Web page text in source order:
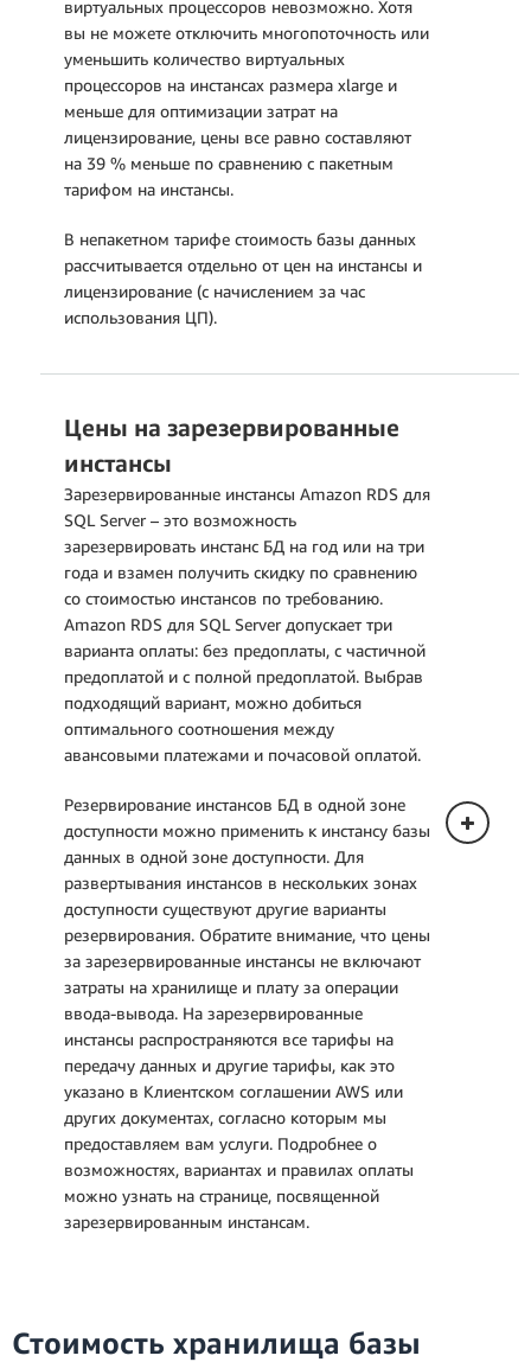
виртуальных процессоров невозможно. Хотя
вы не можете отключить многопоточность или
уменьшить количество виртуальных
процессоров на инстансах размера xlarge и
меньше для оптимизации затрат на
лицензирование, цены все равно составляют
на 39 % меньше по сравнению с пакетным
тарифом на инстансы.
В непакетном тарифе стоимость базы данных
рассчитывается отдельно от цен на инстансы и
лицензирование (с начислением за час
использования ЦП).
Цены на зарезервированные
инстансы
Зарезервированные инстансы Amazon RDS для
SQL Server – это возможность
зарезервировать инстанс БД на год или на три
года и взамен получить скидку по сравнению
со стоимостью инстансов по требованию.
Amazon RDS для SQL Server допускает три
варианта оплаты: без предоплаты, с частичной
предоплатой и с полной предоплатой. Выбрав
подходящий вариант, можно добиться
оптимального соотношения между
авансовыми платежами и почасовой оплатой.
Резервирование инстансов БД в одной зоне
доступности можно применить к инстансу базы
данных в одной зоне доступности. Для
развертывания инстансов в нескольких зонах
доступности существуют другие варианты
резервирования. Обратите внимание, что цены
за зарезервированные инстансы не включают
затраты на хранилище и плату за операции
ввода-вывода. На зарезервированные
инстансы распространяются все тарифы на
передачу данных и другие тарифы, как это
указано в Клиентском соглашении AWS или
других документах, согласно которым мы
предоставляем вам услуги. Подробнее о
возможностях, вариантах и правилах оплаты
можно узнать на странице, посвященной
зарезервированным инстансам.
Стоимость хранилища базы